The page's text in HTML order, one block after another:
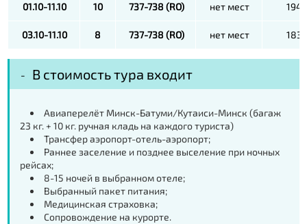
01.10-11.10 10 737-738 (RO) нет мест 1940
03.10-11.10 8 737-738 (RO) нет мест 1830
В стоимость тура входит
Авиаперелёт Минск-Батуми/Кутаиси-Минск (багаж
23 кг. + 10 кг. ручная кладь на каждого туриста)
Трансфер аэропорт-отель-аэропорт;
Раннее заселение и позднее выселение при ночных
рейсах;
8-15 ночей в выбранном отеле;
Выбранный пакет питания;
Медицинская страховка;
Сопровождение на курорте.